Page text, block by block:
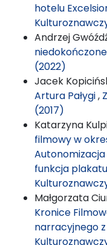
hotelu
Andrzej
niedokończone
(2022)
Jacek
Artura Pałygi,
(2017)
Katarzyna
filmowy w
funkcja
Małgorzata
Kronice
narracyjnego z